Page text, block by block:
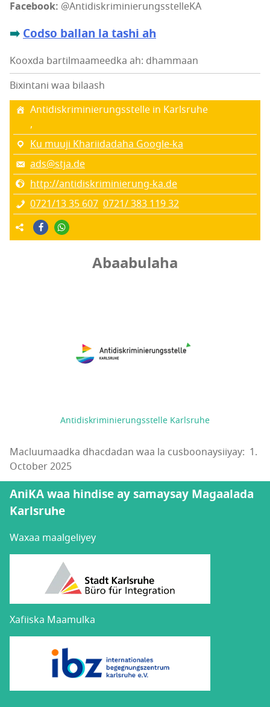
Facebook: @AntidiskriminierungsstelleKA
➡️Codso ballan la tashi ah
Kooxda bartilmaameedka ah: dhammaan
Bixintani waa bilaash
Antidiskriminierungsstelle in Karlsruhe
,
Ku muuji Khariidadaha Google-ka
ads@stja.de
http://antidiskriminierung-ka.de
0721/13 35 607 0721/ 383 119 32
Abaabulaha
Antidiskriminierungsstelle Karlsruhe
Macluumaadka dhacdadan waa la cusboonaysiiyay: 1.
October 2025
AniKA waa hindise ay samaysay Magaalada
Karlsruhe
Waxaa maalgeliyey
Xafiiska Maamulka